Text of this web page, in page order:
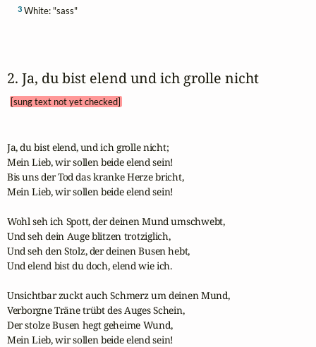
3White: "sass"
2. Ja, du bist elend und ich grolle nicht
[sung text not yet checked]
Ja, du bist elend, und ich grolle nicht;
Mein Lieb, wir sollen beide elend sein!
Bis uns der Tod das kranke Herze bricht,
Mein Lieb, wir sollen beide elend sein!
Wohl seh ich Spott, der deinen Mund umschwebt,
Und seh dein Auge blitzen trotziglich,
Und seh den Stolz, der deinen Busen hebt,
Und elend bist du doch, elend wie ich.
Unsichtbar zuckt auch Schmerz um deinen Mund,
Verborgne Träne trübt des Auges Schein,
Der stolze Busen hegt geheime Wund,
Mein Lieb, wir sollen beide elend sein!